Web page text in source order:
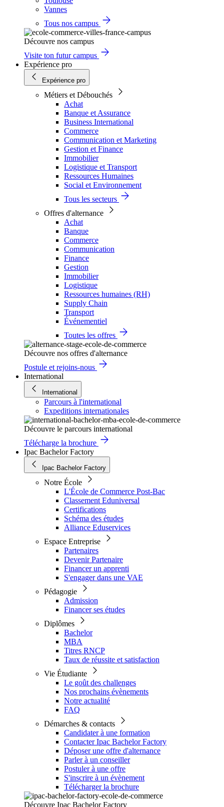
Vannes
Tous nos campus
Découvre nos campus
Visite ton futur campus
Expérience pro
Expérience pro
Métiers et Débouchés
Achat
Banque et Assurance
Business International
Commerce
Communication et Marketing
Gestion et Finance
Immobilier
Logistique et Transport
Ressources Humaines
Social et Environnement
Tous les secteurs
Offres d'alternance
Achat
Banque
Commerce
Communication
Finance
Gestion
Immobilier
Logistique
Ressources humaines (RH)
Supply Chain
Transport
Événementiel
Toutes les offres
Découvre nos offres d'alternance
Postule et rejoins-nous
International
International
Parcours à l'international
Expeditions internationales
Découvre le parcours international
Télécharge la brochure
Ipac Bachelor Factory
Ipac Bachelor Factory
Notre École
L'École de Commerce Post-Bac
Classement Eduniversal
Certifications
Schéma des études
Alliance Eduservices
Espace Entreprise
Partenaires
Devenir Partenaire
Financer un apprenti
S'engager dans une VAE
Pédagogie
Admission
Financer ses études
Diplômes
Bachelor
MBA
Titres RNCP
Taux de réussite et satisfaction
Vie Étudiante
Le goût des challenges
Nos prochains évènements
Notre actualité
FAQ
Démarches & contacts
Candidater à une formation
Contacter Ipac Bachelor Factory
Déposer une offre d'alternance
Parler à un conseiller
Postuler à une offre
S'inscrire à un évènement
Télécharger la brochure
Découvre Ipac Bachelor Factory